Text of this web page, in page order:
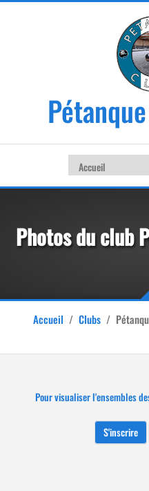
Photos du club
Accueil / Clubs /
Pour visualiser l'ensembles
S'inscrire